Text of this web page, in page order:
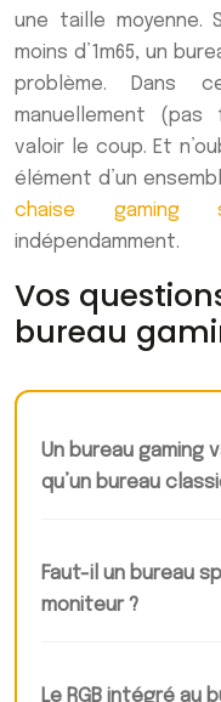
une taille moyenne.
moins d’1m65, un
problème. Dans
manuellement (pas
valoir le coup. Et
élément d’un
chaise gaming
indépendamment.
Vos
bureau
Un bureau gaming
qu’un bureau
Faut-il un bureau
moniteur ?
Le RGB intégré au